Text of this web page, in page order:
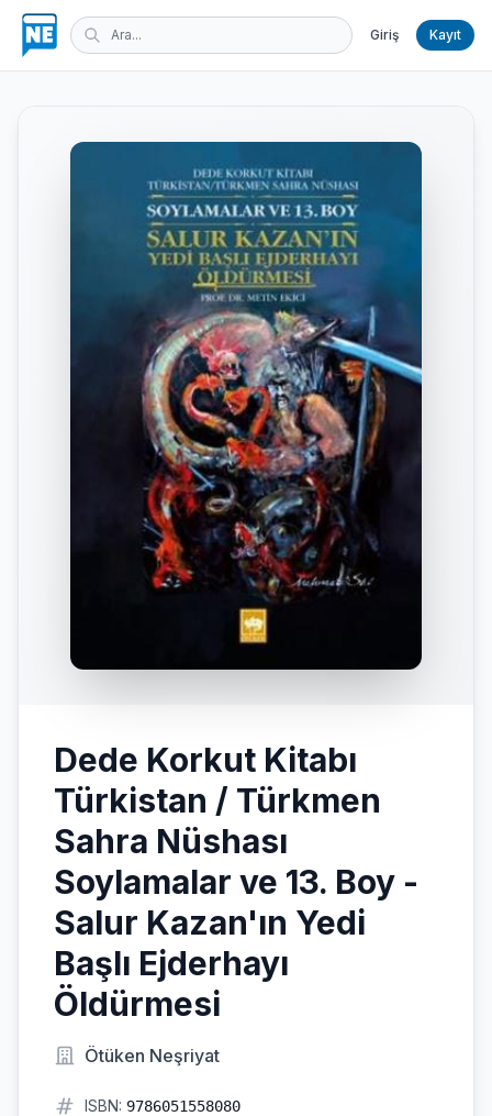
Giriş Kayıt
Dede Korkut Kitabı
Türkistan / Türkmen
Sahra Nüshası
Soylamalar ve 13. Boy -
Salur Kazan'ın Yedi
Başlı Ejderhayı
Öldürmesi
Ötüken Neşriyat
ISBN: 9786051558080